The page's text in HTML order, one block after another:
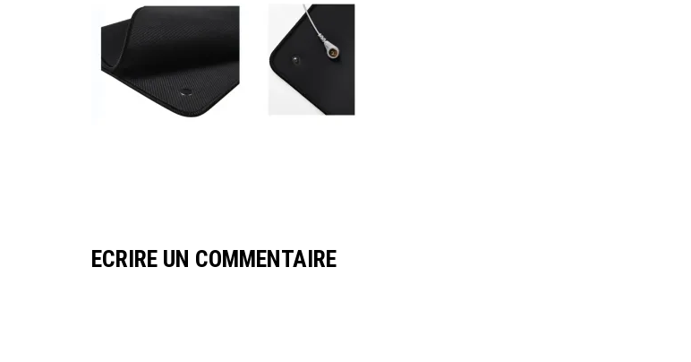
ECRIRE UN COMMENTAIRE